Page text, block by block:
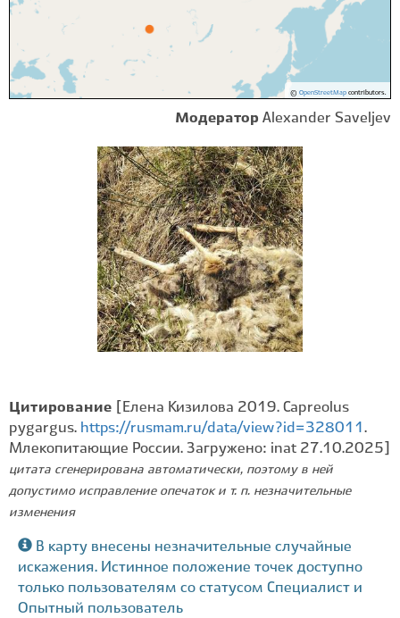
© OpenStreetMapcontributors.
Модератор Alexander Saveljev
Цитирование
[Елена Кизилова 2019. Capreolus
pygargus. https://rusmam.ru/data/view?id=328011 .
Млекопитающие России. Загружено: inat 27.10.2025]
цитата сгенерирована автоматически, поэтому в ней
допустимо исправление опечаток и т. п. незначительные
изменения
В карту внесены незначительные случайные
искажения. Истинное положение точек доступно
только пользователям со статусом Специалист и
Опытный пользователь